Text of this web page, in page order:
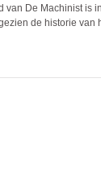
van De Machinist is
de historie van